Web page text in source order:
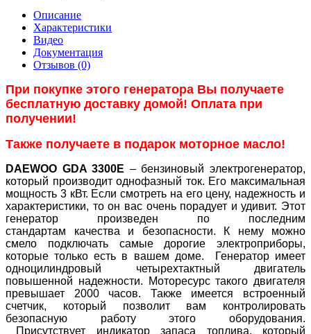
Описание
Характеристики
Видео
Документация
Отзывов (0)
При покупке этого генератора Вы получаете
бесплатную доставку домой! Оплата при
получении!
Также получаете в подарок моторное масло!
DAEWOO GDA 3300E – бензиновый электрогенератор,
который производит однофазный ток. Его максимальная
мощность 3 кВт. Если смотреть на его цену, надежность и
характеристики, то он вас очень порадует и удивит. Этот
генератор произведен по последним
стандартам качества и безопасности. К нему можно
смело подключать самые дорогие электроприборы,
которые только есть в вашем доме. Генератор имеет
одноцилиндровый четырехтактный двигатель
повышенной надежности. Моторесурс такого двигателя
превышает 2000 часов. Также имеется встроенный
счетчик, который позволит вам контролировать
безопасную работу этого оборудования.
Присутствует индикатор запаса топлива, который